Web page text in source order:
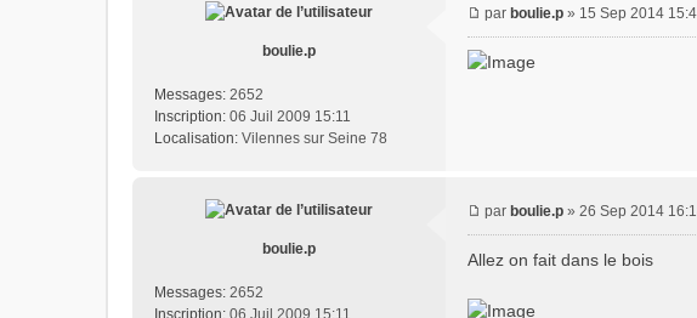
boulie.p
Messages: 2652
Inscription: 06 Juil 2009 15:11
Localisation: Vilennes sur Seine 78
par boulie.p » 15 Sep 2014
boulie.p
Messages: 2652
Inscription: 06 Juil 2009 15:11
par boulie.p » 26 Sep 2014
Allez on fait dans le bois